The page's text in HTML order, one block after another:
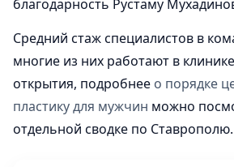
благодарность Рустаму
Средний стаж специалистов в
многие из них работают в
открытия, подробнее о порядке
пластику для мужчин можно
отдельной сводке по Ставрополю.